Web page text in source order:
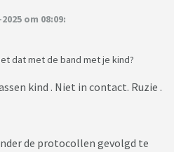
om 08:09:
dat met de band met je kind?
kind . Niet in contact. Ruzie .
de protocollen gevolgd te